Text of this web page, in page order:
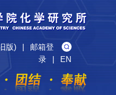
版)| 邮箱登
录| EN